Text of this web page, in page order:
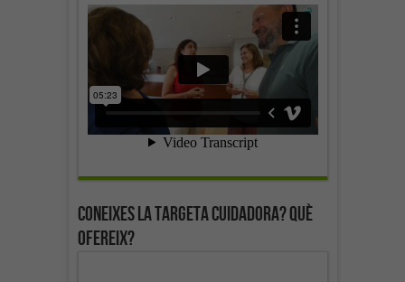
Coneixes la targeta cuidadora? Què
ofereix?